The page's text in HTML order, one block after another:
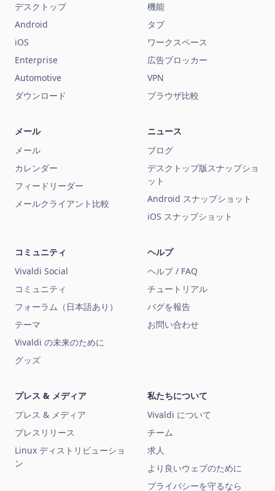
デスクトップ
Android
iOS
Enterprise
Automotive
ダウンロード
機能
タブ
ワークスペース
広告ブロッカー
VPN
ブラウザ比較
メール
メール
カレンダー
フィードリーダー
メールクライアント比較
ニュース
ブログ
デスクトップ版スナップショ
ット
Android スナップショット
iOS スナップショット
コミュニティ
Vivaldi Social
コミュニティ
フォーラム（日本語あり）
テーマ
Vivaldi の未来のために
グッズ
ヘルプ
ヘルプ / FAQ
チュートリアル
バグを報告
お問い合わせ
プレス & メディア
プレス & メディア
プレスリリース
Linux ディストリビューショ
ン
私たちについて
Vivaldi について
チーム
求人
より良いウェブのために
プライバシーを守るなら